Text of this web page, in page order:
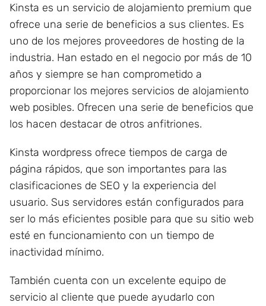
Kinsta es un servicio de alojamiento premium que
ofrece una serie de beneficios a sus clientes. Es
uno de los mejores proveedores de hosting de la
industria. Han estado en el negocio por más de 10
años y siempre se han comprometido a
proporcionar los mejores servicios de alojamiento
web posibles. Ofrecen una serie de beneficios que
los hacen destacar de otros anfitriones.
Kinsta wordpress ofrece tiempos de carga de
página rápidos, que son importantes para las
clasificaciones de SEO y la experiencia del
usuario. Sus servidores están configurados para
ser lo más eficientes posible para que su sitio web
esté en funcionamiento con un tiempo de
inactividad mínimo.
También cuenta con un excelente equipo de
servicio al cliente que puede ayudarlo con